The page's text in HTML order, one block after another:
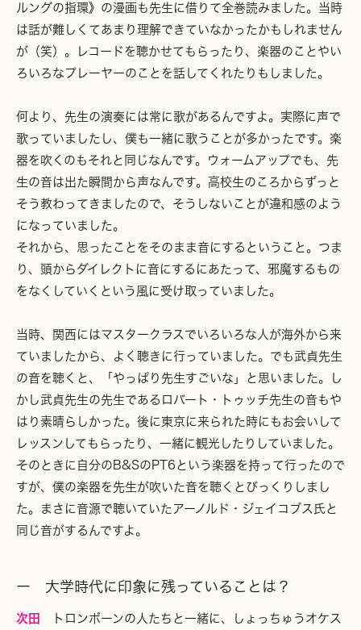
ルングの指環》の漫画も先生に借りて全巻読みました。当時
は話が難しくてあまり理解できていなかったかもしれません
が（笑）。レコードを聴かせてもらったり、楽器のことやい
ろいろなプレーヤーのことを話してくれたりもしました。
何より、先生の演奏には常に歌があるんですよ。実際に声で
歌っていましたし、僕も一緒に歌うことが多かったです。楽
器を吹くのもそれと同じなんです。ウォームアップでも、先
生の音は出た瞬間から声なんです。高校生のころからずっと
そう教わってきましたので、そうしないことが違和感のよう
になっていました。
それから、思ったことをそのまま音にするということ。つま
り、頭からダイレクトに音にするにあたって、邪魔するもの
をなくしていくという風に受け取っていました。
当時、関西にはマスタークラスでいろいろな人が海外から来
ていましたから、よく聴きに行っていました。でも武貞先生
の音を聴くと、「やっぱり先生すごいな」と思いました。し
かし武貞先生の先生であるロバート・トゥッチ先生の音もや
はり素晴らしかった。後に東京に来られた時にもお会いして
レッスンしてもらったり、一緒に観光したりしていました。
そのときに自分のB&SのPT6という楽器を持って行ったので
すが、僕の楽器を先生が吹いた音を聴くとびっくりしまし
た。まさに音源で聴いていたアーノルド・ジェイコブス氏と
同じ音がするんですよ。
ー 大学時代に印象に残っていることは？
次田 トロンボーンの人たちと一緒に、しょっちゅうオケス